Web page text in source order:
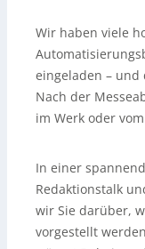
Wir haben viele
eingeladen – und
Nach der
im Werk oder
In einer
Redaktionstalk
wir Sie darüber,
vorgestellt